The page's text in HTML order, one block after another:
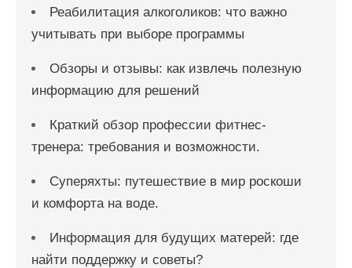
Реабилитация алкоголиков: что важно
учитывать при выборе программы
Обзоры и отзывы: как извлечь полезную
информацию для решений
Краткий обзор профессии фитнес-
тренера: требования и возможности.
Суперяхты: путешествие в мир роскоши
и комфорта на воде.
Информация для будущих матерей: где
найти поддержку и советы?